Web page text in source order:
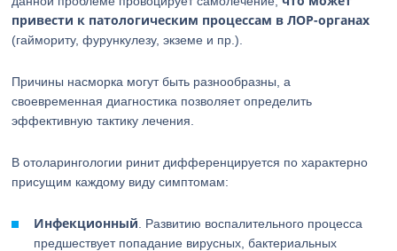
привести к патологическим процессам в ЛОР-органах
(гаймориту, фурункулезу, экземе и пр.).
Причины насморка могут быть разнообразны, а
своевременная диагностика позволяет определить
эффективную тактику лечения.
В отоларингологии ринит дифференцируется по характерно
присущим каждому виду симптомам:
Инфекционный . Развитию воспалительного процесса
предшествует попадание вирусных, бактериальных